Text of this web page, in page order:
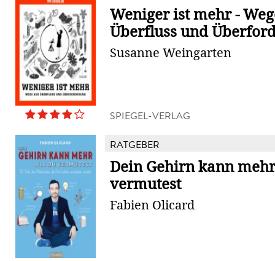
Weniger ist mehr -
Überfluss und
Susanne Weingarten
SPIEGEL-VERLAG
RATGEBER
Dein Gehirn kann
vermutest
Fabien Olicard